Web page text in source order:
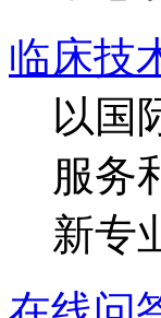
临床技
以国
服务
新专